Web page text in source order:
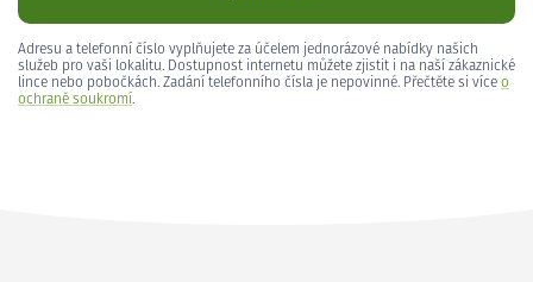
Adresu a telefonní číslo vyplňujete za účelem jednorázové nabídky našich
služeb pro vaši lokalitu. Dostupnost internetu můžete zjistit i na naší zákaznické
lince nebo pobočkách. Zadání telefonního čísla je nepovinné. Přečtěte si více o
ochraně soukromí.